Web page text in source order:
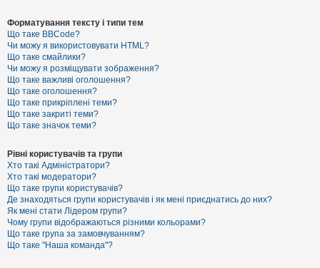
П
о
ш
у
к
Д
о
п
о
г
а
Форматування тексту і типи тем
Що таке BBCode?
Чи можу я використовувати HTML?
Що таке смайлики?
Чи можу я розміщувати зображення?
Що таке важливі оголошення?
Що таке оголошення?
Що таке прикріплені теми?
Що таке закриті теми?
Що таке значок теми?
Рівні користувачів та групи
Хто такі Адміністратори?
Хто такі модератори?
Що таке групи користувачів?
Де знаходяться групи користувачів і як мені приєднатись до них?
Як мені стати Лідером групи?
Чому групи відображаються різними кольорами?
Що таке група за замовчуванням?
Що таке "Наша команда"?